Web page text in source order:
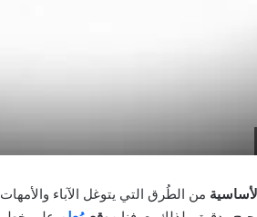
من الطُرق التي يتوغل الآباء